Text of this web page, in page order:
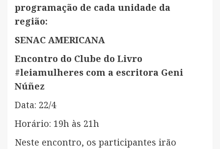
programação de cada unidade da
região:
SENAC AMERICANA
Encontro do Clube do Livro
#leiamulheres com a escritora Geni
Núñez
Data: 22/4
Horário: 19h às 21h
Neste encontro, os participantes irão